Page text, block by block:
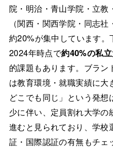
院・明治・青山学院・立
（関西・関西学院・同志
約20%が集中しています。
2024年時点で約40%の私
的課題もあります。ブラ
は教育環境・就職実績に
どこでも同じ」という発
少に伴い、定員割れ大学
進むと見られており、学
証・国際認証の有無もチェ